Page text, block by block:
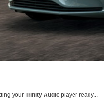
yourTrinity Audio player ready...